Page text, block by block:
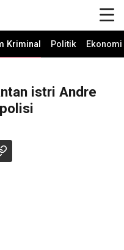
Kriminal Politik
istri Andre